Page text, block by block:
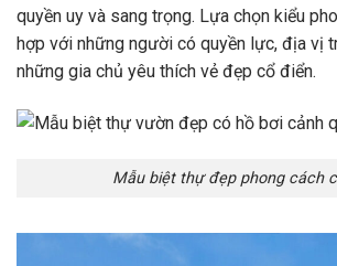
quyền uy và sang trọng. Lựa chọn kiểu
hợp với những người có quyền lực, địa vị
những gia chủ yêu thích vẻ đẹp cổ điển.
Mẫu biệt thự đẹp phong cách